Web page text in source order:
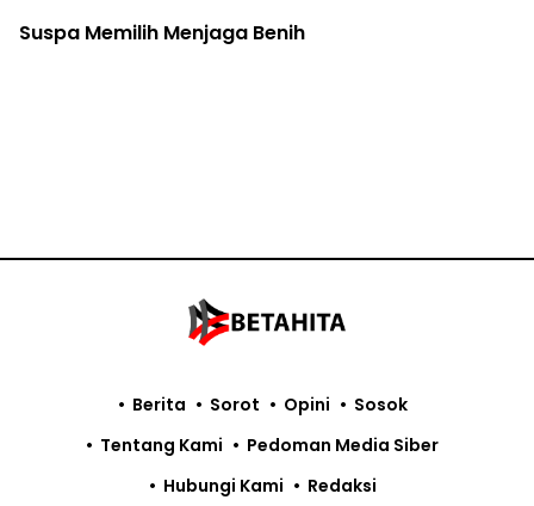
Gajah Jovi Mati, Jumlah Gajah di PLG Minas Sisa 13
Individu
Berita Sorot Opini
Sosok
Tentang Kami
Pedoman Media Siber
Hubungi Kami
Redaksi